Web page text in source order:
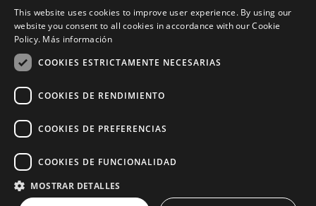
¿Cómo podemos ayudarte?
Devocional diario
Necesito oración
Síguenos en
This website uses cookies to improve user experience. By using our
website you consent to all cookies in accordance with our Cookie
Policy. Más información
COOKIES ESTRICTAMENTE NECESARIAS
COOKIES DE RENDIMIENTO
COOKIES DE PREFERENCIAS
COOKIES DE FUNCIONALIDAD
MOSTRAR DETALLES